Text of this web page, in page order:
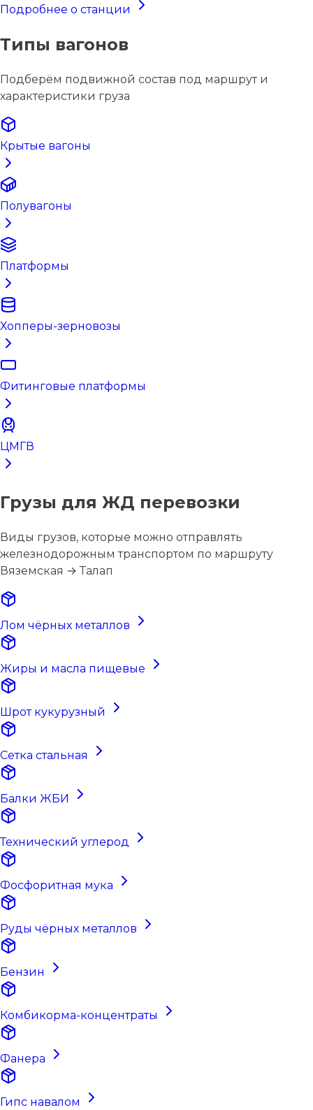
Подробнее о станции
Типы вагонов
Подберём подвижной состав под маршрут и
характеристики груза
Крытые вагоны
Полувагоны
Платформы
Хопперы-зерновозы
Фитинговые платформы
ЦМГВ
Грузы для ЖД перевозки
Виды грузов, которые можно отправлять
железнодорожным транспортом по маршруту
Вяземская → Талап
Лом чёрных металлов
Жиры и масла пищевые
Шрот кукурузный
Сетка стальная
Балки ЖБИ
Технический углерод
Фосфоритная мука
Руды чёрных металлов
Бензин
Комбикорма-концентраты
Фанера
Гипс навалом